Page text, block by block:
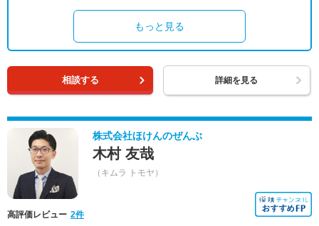
もっと見る
相談する 詳細を見る
株式会社ほけんのぜんぶ
木村 友哉
（キムラ トモヤ）
高評価レビュー 2件